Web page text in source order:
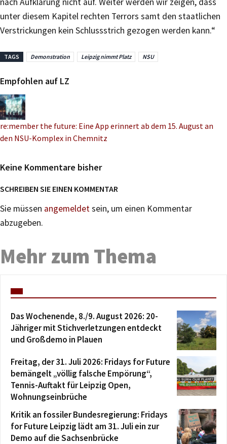
unter diesem Kapitel rechten Terrors samt den staatlichen
Verstrickungen kein Schlussstrich gezogen werden kann.“
TAGS Demonstration Leipzig nimmt Platz NSU
Empfohlen auf LZ
re:member the future: Eine App erinnert ab dem 15. August an
den NSU-Komplex in Chemnitz
Keine Kommentare bisher
SCHREIBEN SIE EINEN KOMMENTAR
Sie müssen angemeldetsein, um einen Kommentar
abzugeben.
Mehr zum Thema
Das Wochenende, 8./9. August 2026: 20-
Jähriger mit Stichverletzungen entdeckt
und Großdemo in Plauen
Freitag, der 31. Juli 2026: Fridays for Future
bemängelt „völlig falsche Empörung“,
Tennis-Auftakt für Leipzig Open,
Wohnungseinbrüche
Kritik an fossiler Bundesregierung: Fridays
for Future Leipzig lädt am 31. Juli ein zur
Demo auf die Sachsenbrücke